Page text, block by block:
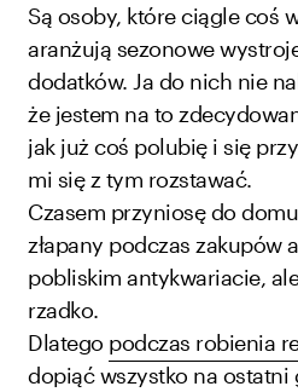
Są osoby, które ciągle coś
aranżują sezonowe
dodatków. Ja do nich nie
że jestem na to
jak już coś polubię i się
mi się z tym rozstawać.
Czasem przyniosę do
złapany podczas zakupów
pobliskim antykwariacie,
rzadko.
Dlatego podczas robienia
dopiąć wszystko na ostatni